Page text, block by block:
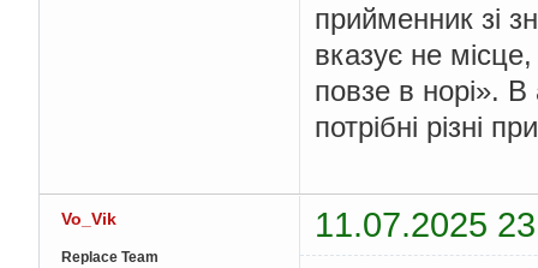
прийменник зі
вказує не
повзе в норі».
потрібні різні
Vo_Vik 11.07.2025
Replace Team